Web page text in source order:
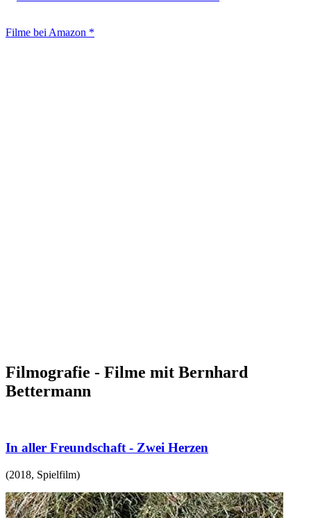
Filme bei Amazon *
Filmografie - Filme mit Bernhard
Bettermann
In aller Freundschaft - Zwei Herzen
(2018, Spielfilm)